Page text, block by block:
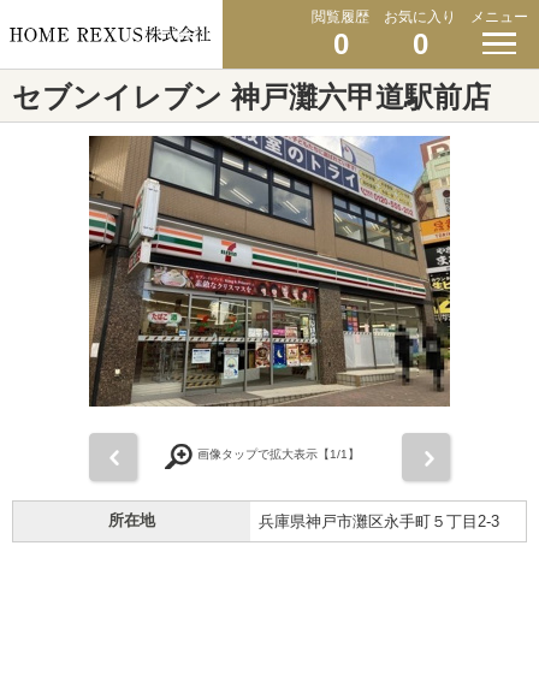
閲覧履歴
0
お気に入り
0
メニュー
セブンイレブン 神戸灘六甲道駅前店
画像タップで拡大表示【1/1】
所在地 兵庫県神戸市灘区永手町５丁目2-3